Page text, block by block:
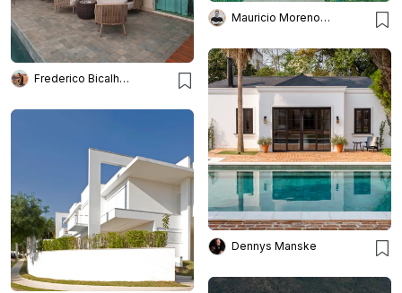
Mauricio Moreno Fotografia
Frederico Bicalho Arquitetura
Dennys Manske